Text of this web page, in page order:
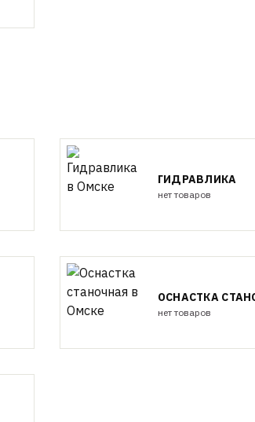
ГИДРАВЛИКА
нет товаров
ОСНАСТКА
нет товаров